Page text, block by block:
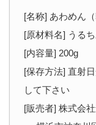
[名称] あわめん（
[原材料名] うる
[内容量] 200g
[保存方法] 直射
して下さい
[販売者] 株式会